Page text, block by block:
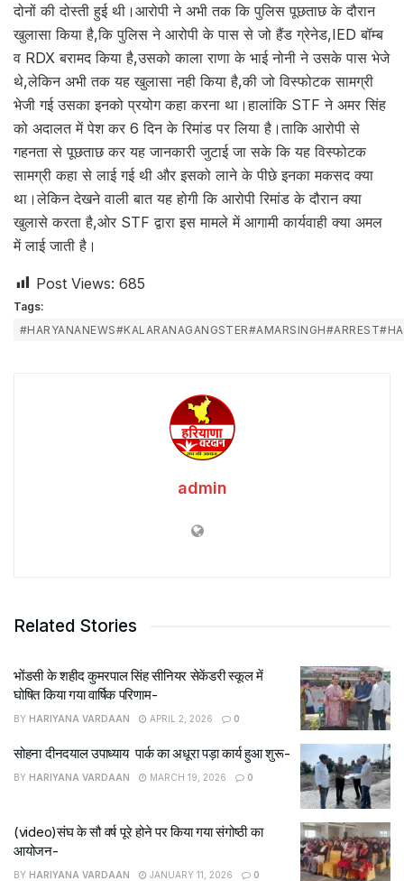
दोनों की दोस्ती हुई थी।आरोपी ने अभी तक कि पुलिस पूछताछ के दौरान
खुलासा किया है,कि पुलिस ने आरोपी के पास से जो हैंड ग्रेनेड,IED बॉम्ब
व RDX बरामद किया है,उसको काला राणा के भाई नोनी ने उसके पास भेजे
थे,लेकिन अभी तक यह खुलासा नही किया है,की जो विस्फोटक सामग्री
भेजी गई उसका इनको प्रयोग कहा करना था।हालांकि STF ने अमर सिंह
को अदालत में पेश कर 6 दिन के रिमांड पर लिया है।ताकि आरोपी से
गहनता से पूछताछ कर यह जानकारी जुटाई जा सके कि यह विस्फोटक
सामग्री कहा से लाई गई थी और इसको लाने के पीछे इनका मकसद क्या
था।लेकिन देखने वाली बात यह होगी कि आरोपी रिमांड के दौरान क्या
खुलासे करता है,ओर STF द्वारा इस मामले में आगामी कार्यवाही क्या अमल
में लाई जाती है।
Post Views: 685
Tags:
admin
Related Stories
भोंडसी के शहीद कुमरपाल सिंह सीनियर सेकेंडरी स्कूल में
घोषित किया गया वार्षिक परिणाम-
BY HARIYANA VARDAAN APRIL 2, 2026 0
सोहना दीनदयाल उपाध्याय पार्क का अधूरा पड़ा कार्य हुआ शुरू-
BY HARIYANA VARDAAN MARCH 19, 2026 0
(video)संघ के सौ वर्ष पूरे होने पर किया गया संगोष्ठी का
आयोजन-
BY HARIYANA VARDAAN JANUARY 11, 2026 0